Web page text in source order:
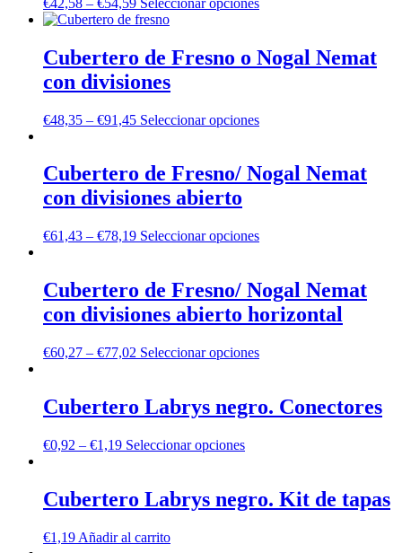
Cubertero de Fresno o Nogal Nemat
con divisiones
€48,35 – €91,45 Seleccionar opciones
Cubertero de Fresno/ Nogal Nemat
con divisiones abierto
€61,43 – €78,19 Seleccionar opciones
Cubertero de Fresno/ Nogal Nemat
con divisiones abierto horizontal
€60,27 – €77,02 Seleccionar opciones
Cubertero Labrys negro. Conectores
€0,92 – €1,19 Seleccionar opciones
Cubertero Labrys negro. Kit de tapas
€1,19 Añadir al carrito